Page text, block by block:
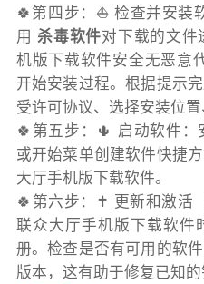
🍀第四步：⛵️ 检查并安装
用杀毒软件对下载的文件
机版下载软件安全无恶意
开始安装过程。根据提示
受许可协议、选择安装位置
🍀第五步：🌵 启动软件
或开始菜单创建软件快捷
大厅手机版下载软件。
🍀第六步：✝️ 更新和激活
联众大厅手机版下载软件
册。检查是否有可用的软
版本，这有助于修复已知的